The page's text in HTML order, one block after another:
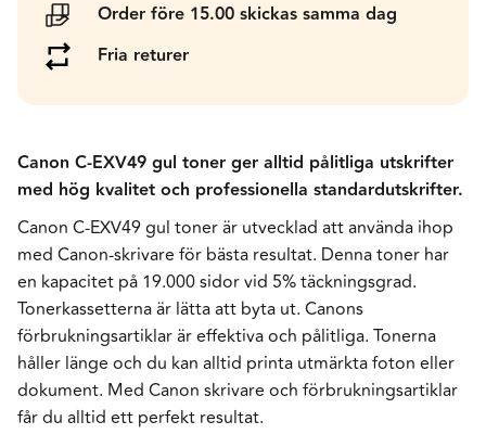
Order före 15.00 skickas samma dag
Fria returer
Canon C-EXV49 gul toner ger alltid pålitliga utskrifter
med hög kvalitet och professionella standardutskrifter.
Canon C-EXV49 gul toner är utvecklad att använda ihop
med Canon-skrivare för bästa resultat. Denna toner har
en kapacitet på 19.000 sidor vid 5% täckningsgrad.
Tonerkassetterna är lätta att byta ut. Canons
förbrukningsartiklar är effektiva och pålitliga. Tonerna
håller länge och du kan alltid printa utmärkta foton eller
dokument. Med Canon skrivare och förbrukningsartiklar
får du alltid ett perfekt resultat.